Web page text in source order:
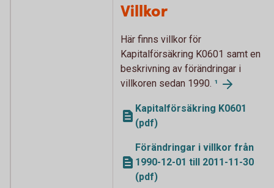
Villkor
Här finns villkor för
Kapitalförsäkring K0601 samt en
beskrivning av förändringar i
villkoren sedan 1990. ¹
Kapitalförsäkring K0601
(pdf)
Förändringar i villkor från
1990-12-01 till 2011-11-30
(pdf)